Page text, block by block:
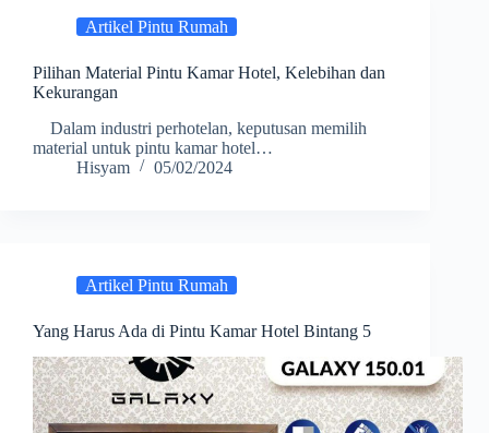
Artikel Pintu Rumah
Pilihan Material Pintu Kamar Hotel, Kelebihan dan
Kekurangan
Dalam industri perhotelan, keputusan memilih
material untuk pintu kamar hotel…
Hisyam
05/02/2024
Artikel Pintu Rumah
Yang Harus Ada di Pintu Kamar Hotel Bintang 5